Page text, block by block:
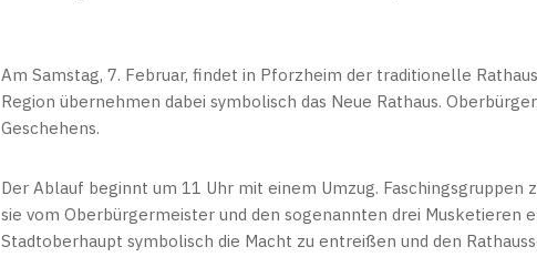
Am Samstag, 7. Februar, findet in Pforzheim der traditionelle
Region übernehmen dabei symbolisch das Neue Rathaus.
Geschehens.
Der Ablauf beginnt um 11 Uhr mit einem Umzug.
sie vom Oberbürgermeister und den sogenannten drei Musketieren
Stadtoberhaupt symbolisch die Macht zu entreißen und den